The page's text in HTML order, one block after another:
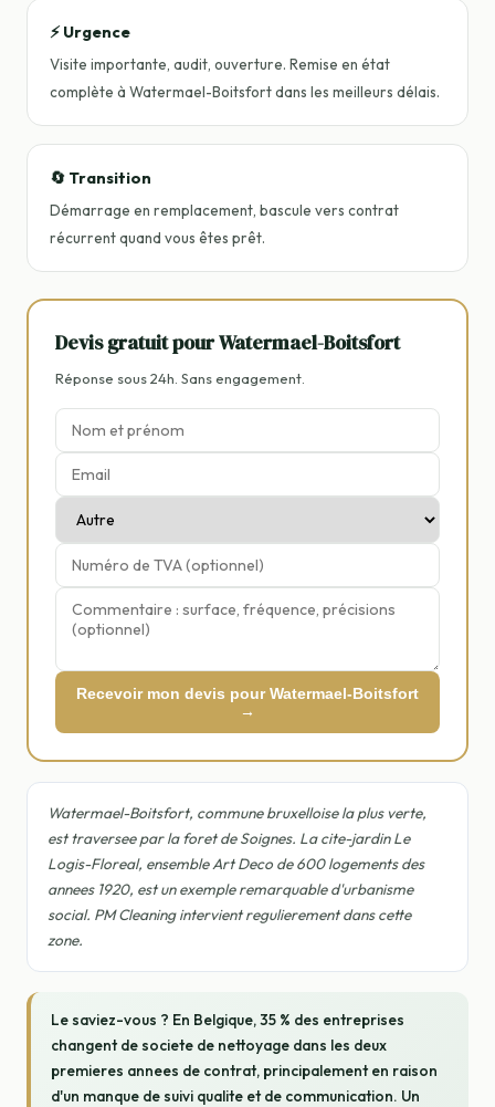
⚡ Urgence
Visite importante, audit, ouverture. Remise en état
complète à Watermael-Boitsfort dans les meilleurs délais.
🔄 Transition
Démarrage en remplacement, bascule vers contrat
récurrent quand vous êtes prêt.
Devis gratuit pour Watermael-Boitsfort
Réponse sous 24h. Sans engagement.
Recevoir mon devis pour Watermael-Boitsfort
→
Watermael-Boitsfort, commune bruxelloise la plus verte,
est traversee par la foret de Soignes. La cite-jardin Le
Logis-Floreal, ensemble Art Deco de 600 logements des
annees 1920, est un exemple remarquable d'urbanisme
social. PM Cleaning intervient regulierement dans cette
zone.
Le saviez-vous ? En Belgique, 35 % des entreprises
changent de societe de nettoyage dans les deux
premieres annees de contrat, principalement en raison
d'un manque de suivi qualite et de communication. Un